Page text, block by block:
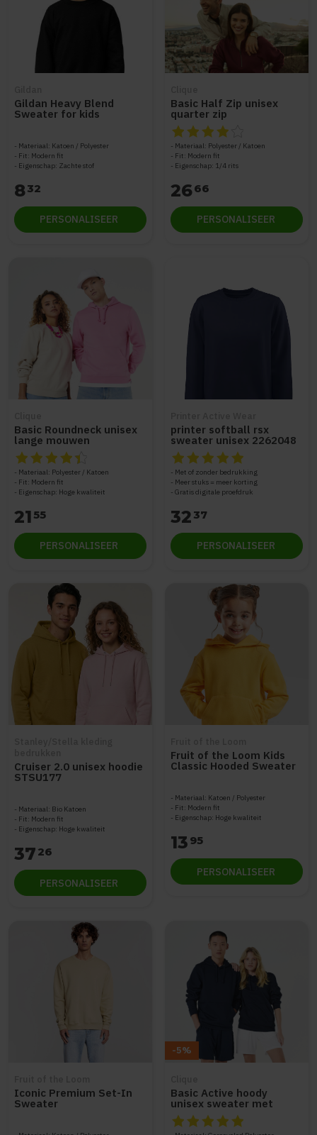
Gildan Heavy Blend
Sweater for kids
Materiaal: Katoen / Polyester
Fit: Modern fit
Eigenschap: Zachte stof
832
PERSONALISEER
Basic Half Zip unisex
quarter zip
De beoordeling van dit
Materiaal: Polyester / Katoen
Fit: Modern fit
Eigenschap: 1/4 rits
2666
PERSONALISEER
Basic Roundneck unisex
lange mouwen
De beoordeling van dit product is4.5van de 5
Materiaal: Polyester / Katoen
Fit: Modern fit
Eigenschap: Hoge kwaliteit
21 55
PERSONALISEER
printer softball rsx
sweater unisex 2262048
De beoordeling van dit
Met of zonder bedrukking
Meer stuks = meer korting
Gratis digitale proefdruk
32 37
PERSONALISEER
Cruiser 2.0 unisex hoodie
STSU177
Materiaal: Bio Katoen
Fit: Modern fit
Eigenschap: Hoge kwaliteit
37 26
PERSONALISEER
Fruit of the Loom Kids
Classic Hooded Sweater
Materiaal: Katoen / Polyester
Fit: Modern fit
Eigenschap: Hoge kwaliteit
13 95
PERSONALISEER
Iconic Premium Set-In
Sweater
-5%
Basic Active hoody
unisex sweater met
capuchon
De beoordeling van dit